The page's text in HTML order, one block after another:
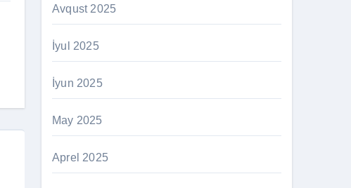
Avqust 2025
İyul 2025
İyun 2025
May 2025
Aprel 2025